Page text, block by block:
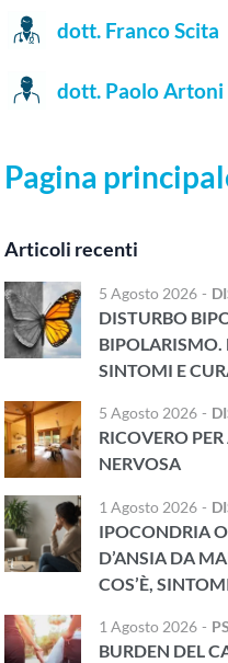
dott. Franco Scita
dott. Paolo Artoni
Pagina
Articoli recenti
5 Agosto 2026 -
DISTURBO
BIPOLARISMO.
SINTOMI E
5 Agosto 2026 -
RICOVERO
NERVOSA
1 Agosto 2026 -
IPOCONDRIA
D’ANSIA DA
COS’È,
1 Agosto 2026 -
BURDEN DEL